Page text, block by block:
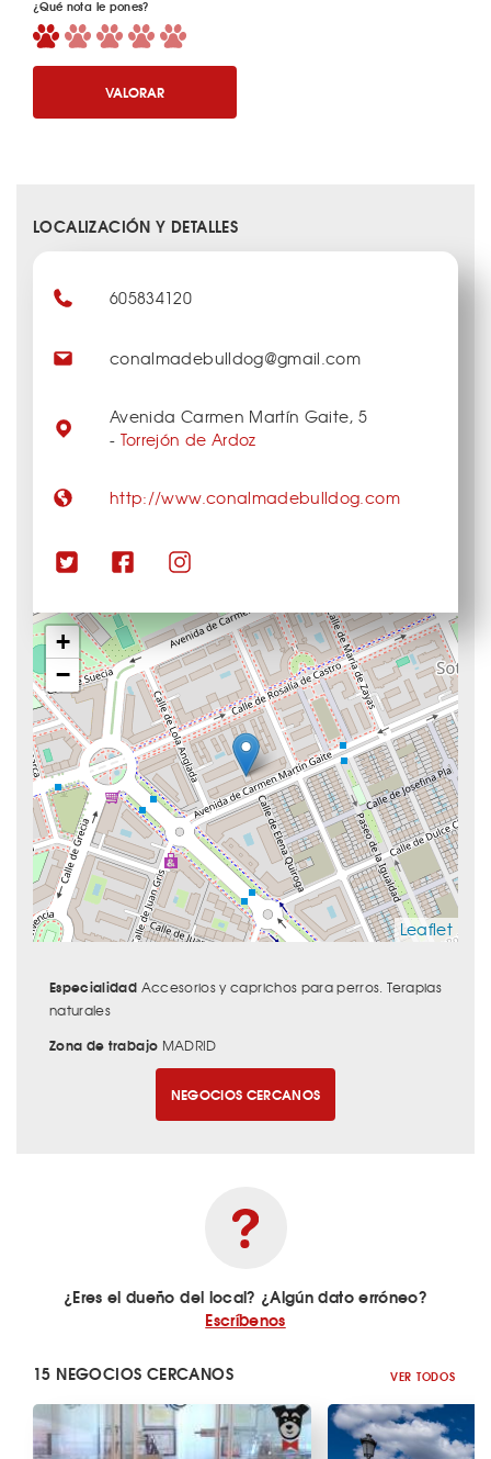
¿Qué nota le pones?
VALORAR
LOCALIZACIÓN Y DETALLES
+
−
Leaflet
605834120
conalmadebulldog@gmail.com
Avenida Carmen Martín Gaite, 5
- Torrejón de Ardoz
http://www.conalmadebulldog.com
Especialidad Accesorios y caprichos para perros. Terapias
naturales
Zona de trabajo MADRID
NEGOCIOS CERCANOS
¿Eres el dueño del local? ¿Algún dato erróneo?
Escríbenos
15 NEGOCIOS CERCANOS VER TODOS